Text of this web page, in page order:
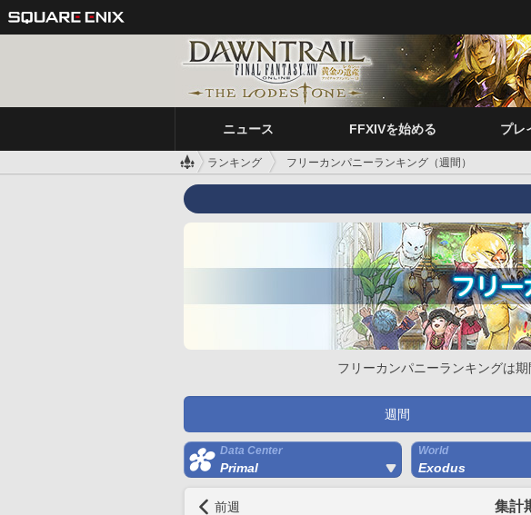
ニュース FFXIVを始める プレ
ランキング フリーカンパニーランキング（週間）
フリーカンパニーランキングは
週間
Data Center
Primal
World
Exodus
前週 集計